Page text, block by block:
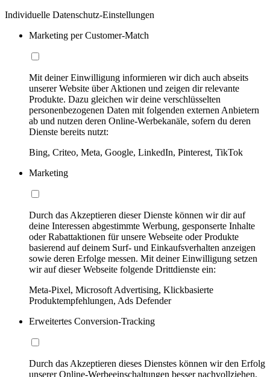
Individuelle Datenschutz-Einstellungen
Marketing per Customer-Match
Mit deiner Einwilligung informieren wir dich auch abseits
unserer Website über Aktionen und zeigen dir relevante
Produkte. Dazu gleichen wir deine verschlüsselten
personenbezogenen Daten mit folgenden externen Anbietern
ab und nutzen deren Online-Werbekanäle, sofern du deren
Dienste bereits nutzt:
Bing, Criteo, Meta, Google, LinkedIn, Pinterest, TikTok
Marketing
Durch das Akzeptieren dieser Dienste können wir dir auf
deine Interessen abgestimmte Werbung, gesponserte Inhalte
oder Rabattaktionen für unsere Webseite oder Produkte
basierend auf deinem Surf- und Einkaufsverhalten anzeigen
sowie deren Erfolge messen. Mit deiner Einwilligung setzen
wir auf dieser Webseite folgende Drittdienste ein:
Meta-Pixel, Microsoft Advertising, Klickbasierte
Produktempfehlungen, Ads Defender
Erweitertes Conversion-Tracking
Durch das Akzeptieren dieses Dienstes können wir den Erfolg
unserer Online-Werbeeinschaltungen besser nachvollziehen,